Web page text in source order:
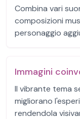
Combina vari
composizioni
personaggio
Immagini
Il vibrante tema
migliorano
rendendola